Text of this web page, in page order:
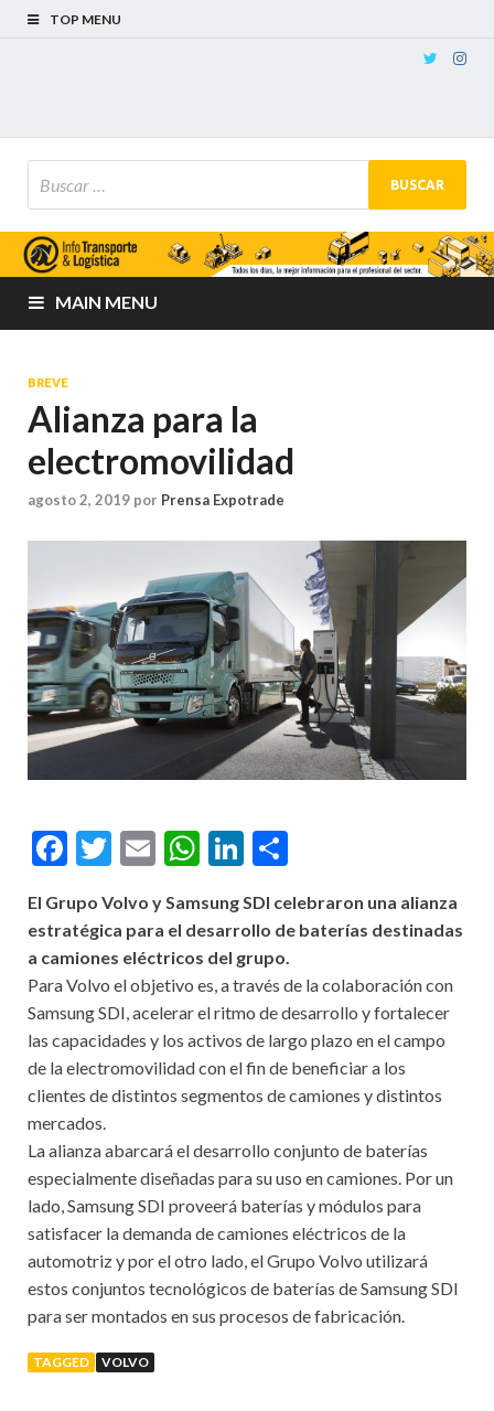
TOP MENU
MAIN MENU
BREVE
Alianza para la
electromovilidad
agosto 2, 2019 por Prensa Expotrade
Facebook
Twitter
EmailWhatsApp
LinkedIn
El Grupo Volvo y Samsung SDI celebraron una alianza
estratégica para el desarrollo de baterías destinadas
a camiones eléctricos del grupo.
Para Volvo el objetivo es, a través de la colaboración con
Samsung SDI, acelerar el ritmo de desarrollo y fortalecer
las capacidades y los activos de largo plazo en el campo
de la electromovilidad con el fin de beneficiar a los
clientes de distintos segmentos de camiones y distintos
mercados.
La alianza abarcará el desarrollo conjunto de baterías
especialmente diseñadas para su uso en camiones. Por un
lado, Samsung SDI proveerá baterías y módulos para
satisfacer la demanda de camiones eléctricos de la
automotriz y por el otro lado, el Grupo Volvo utilizará
estos conjuntos tecnológicos de baterías de Samsung SDI
para ser montados en sus procesos de fabricación.
TAGGED VOLVO